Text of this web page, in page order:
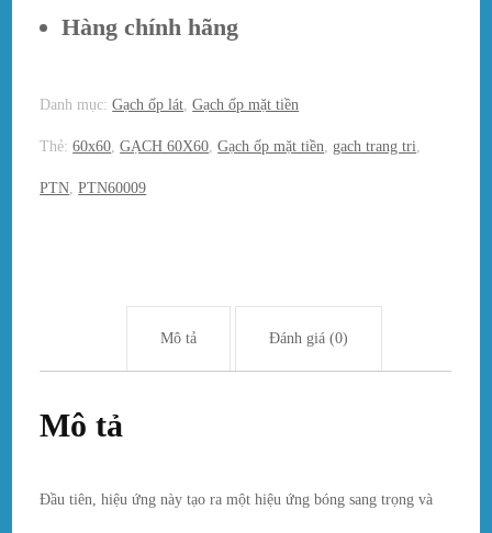
Hàng chính hãng
Danh mục:Gạch ốp lát ,Gạch ốp mặt tiền
Thẻ:60x60 ,GẠCH 60X60 ,Gạch ốp mặt tiền gach trang tri
PTN ,PTN60009
Mô tả Đánh giá (0)
Mô tả
Đầu tiên, hiệu ứng này tạo ra một hiệu ứng bóng sang trọng và